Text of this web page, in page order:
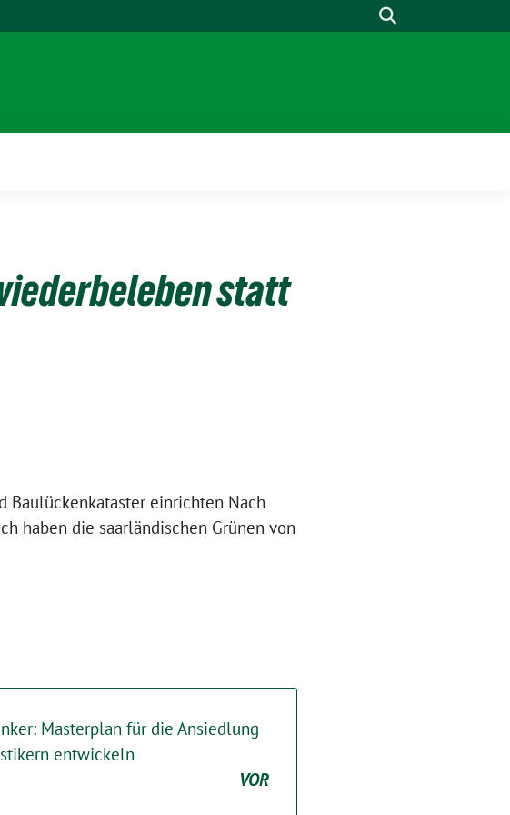
Suche
statt
Baulückenkataster einrichten Nach
haben die saarländischen Grünen von
Masterplan für die Ansiedlung
entwickeln
VOR